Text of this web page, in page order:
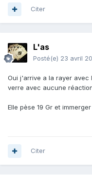
Citer
L'as
Posté(e) 23 avril
Oui j'arrive a la rayer
verre avec aucune
Elle pèse 19 Gr et
Citer